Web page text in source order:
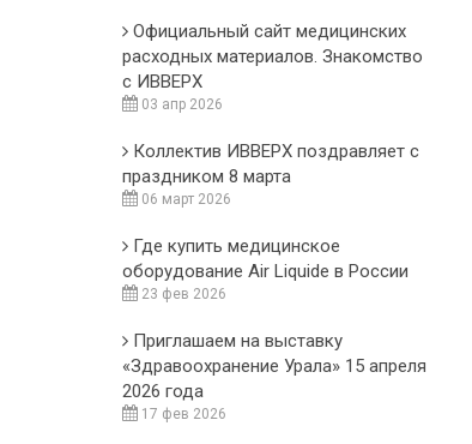
Официальный сайт медицинских
расходных материалов. Знакомство
с ИВВЕРХ
03 апр 2026
Коллектив ИВВЕРХ поздравляет с
праздником 8 марта
06 март 2026
Где купить медицинское
оборудование Air Liquide в России
23 фев 2026
Приглашаем на выставку
«Здравоохранение Урала» 15 апреля
2026 года
17 фев 2026